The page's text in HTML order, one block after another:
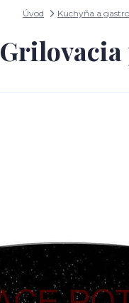
Úvod Kuchyňa a
Grilovacia